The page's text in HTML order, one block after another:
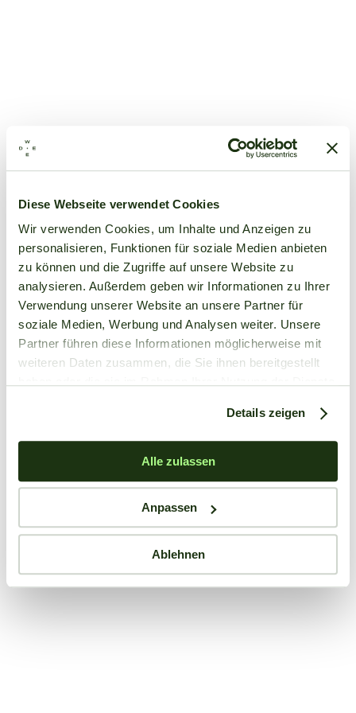
Diese Webseite verwendet Cookies
Wir verwenden Cookies, um Inhalte und Anzeigen zu
personalisieren, Funktionen für soziale Medien anbieten
zu können und die Zugriffe auf unsere Website zu
analysieren. Außerdem geben wir Informationen zu Ihrer
Verwendung unserer Website an unsere Partner für
soziale Medien, Werbung und Analysen weiter. Unsere
Partner führen diese Informationen möglicherweise mit
weiteren Daten zusammen, die Sie ihnen bereitgestellt
Details zeigen
Alle zulassen
Anpassen
Ablehnen